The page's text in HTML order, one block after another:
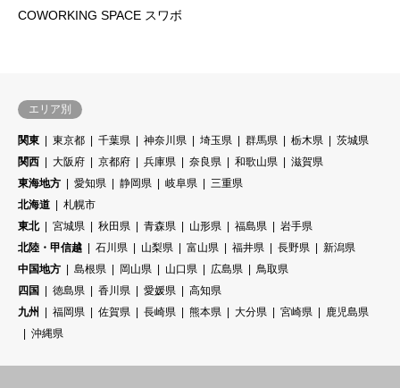
COWORKING SPACE スワボ
エリア別
関東 東京都 千葉県 神奈川県 埼玉県 群馬県 栃木県
茨城県
関西
大阪府 京都府 兵庫県 奈良県 和歌山県
滋賀県
東海地方
愛知県 静岡県 岐阜県
三重県
北海道
札幌市
東北
宮城県 秋田県 青森県 山形県 福島県
岩手県
北陸・甲信越
石川県 山梨県 富山県 福井県 長野県
新潟県
中国地方
島根県 岡山県 山口県 広島県
鳥取県
四国
徳島県 香川県 愛媛県
高知県
九州
福岡県 佐賀県 長崎県 熊本県 大分県 宮崎県
鹿児島県
沖縄県